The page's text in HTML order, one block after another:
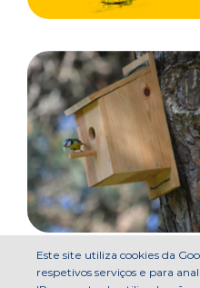
Este site utiliza cookies da
respetivos serviços e para